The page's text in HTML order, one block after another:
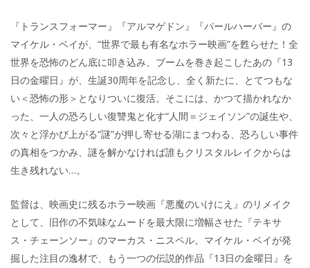
『トランスフォーマー』『アルマゲドン』『パールハーバー』の
マイケル・ベイが、“世界で最も有名なホラー映画”を甦らせた！全
世界を恐怖のどん底に叩き込み、ブームを巻き起こしたあの『13
日の金曜日』が、生誕30周年を記念し、全く新たに、とてつもな
い＜恐怖の形＞となりついに復活。そこには、かつて描かれなか
った、一人の恐ろしい復讐鬼と化す“人間＝ジェイソン”の誕生や、
次々と浮かび上がる“謎”が押し寄せる湖にまつわる、恐ろしい事件
の真相をつかみ、謎を解かなければ誰もクリスタルレイクからは
生き残れない…。
監督は、映画史に残るホラー映画『悪魔のいけにえ』のリメイク
として、旧作の不気味なムードを最大限に増幅させた『テキサ
ス・チェーンソー』のマーカス・ニスペル。マイケル・ベイが発
掘した注目の逸材で、もう一つの伝説的作品『13日の金曜日』を